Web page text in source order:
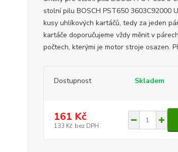
stolní pilu BOSCH PST650 3603C92000
kusy uhlíkových kartáčů, tedy za jeden
kartáče doporučujeme vždy měnit v
počtech, kterými je motor stroje osazen.
Dostupnost Skladem
161 Kč
133 Kč bez DPH